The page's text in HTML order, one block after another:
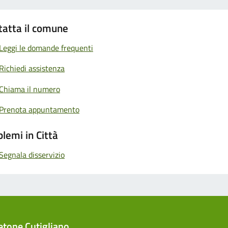
il comune
le domande frequenti
assistenza
il numero
appuntamento
in Città
disservizio